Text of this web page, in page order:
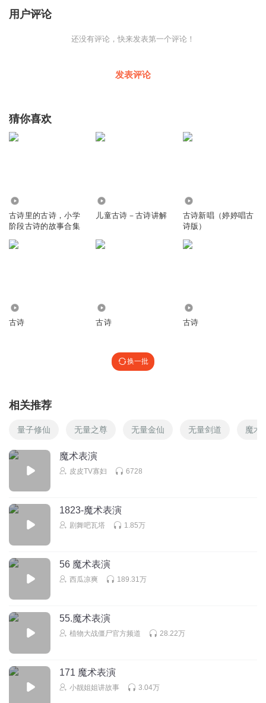
用户评论
还没有评论，快来发表第一个评论！
发表评论
猜你喜欢
古诗里的古诗，小学
阶段古诗的故事合集
儿童古诗－古诗讲解
古诗新唱（婷婷唱古
诗版）
古诗 古诗 古诗
换一批
相关推荐
量子修仙 无量之尊 无量金仙 无量剑道 魔术
魔术表演
皮皮TV寡妇 6728
1823-魔术表演
剧舞吧瓦塔 1.85万
56 魔术表演
西瓜凉爽 189.31万
55.魔术表演
植物大战僵尸官方频道 28.22万
171 魔术表演
小靓姐姐讲故事 3.04万